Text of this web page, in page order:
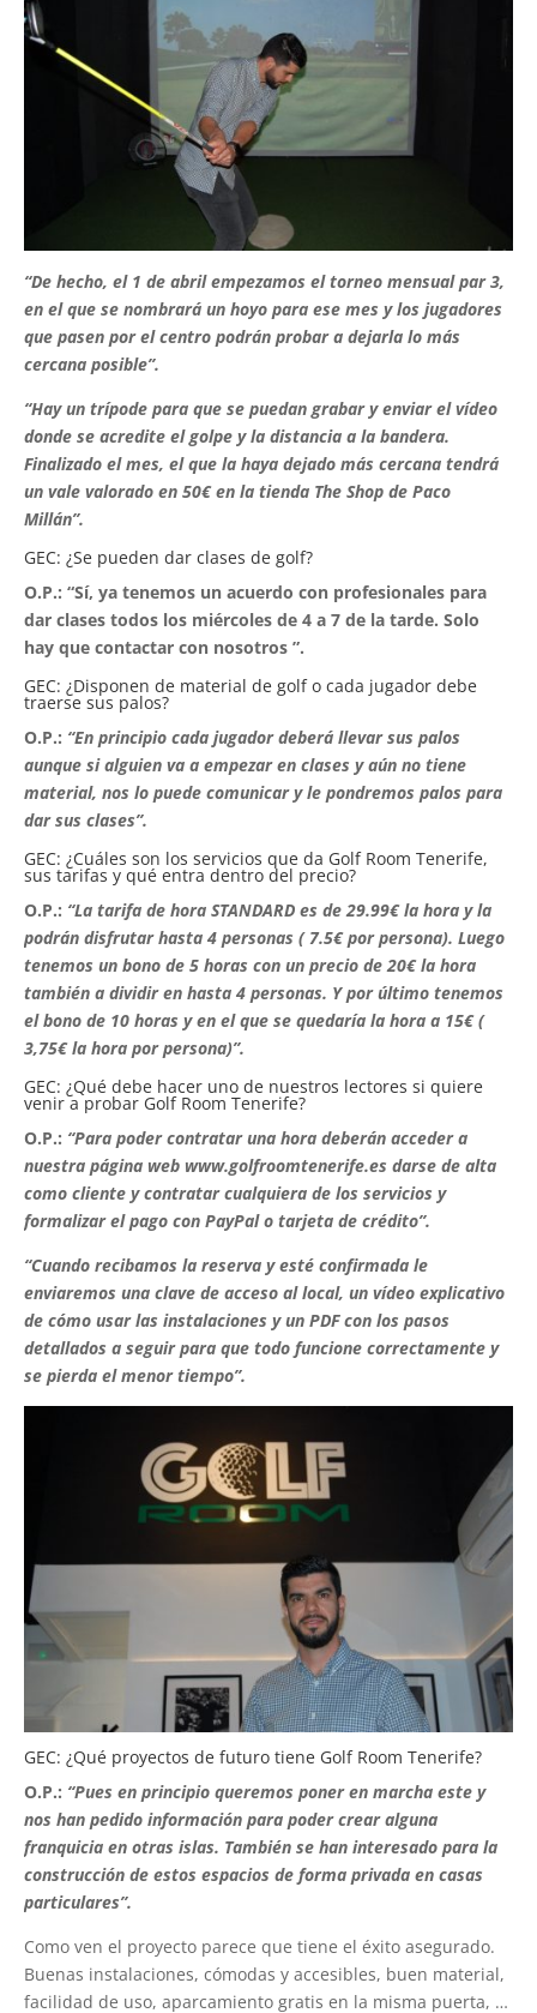
“De hecho, el 1 de abril empezamos el torneo mensual par 3,
en el que se nombrará un hoyo para ese mes y los jugadores
que pasen por el centro podrán probar a dejarla lo más
cercana posible”.
“Hay un trípode para que se puedan grabar y enviar el vídeo
donde se acredite el golpe y la distancia a la bandera.
Finalizado el mes, el que la haya dejado más cercana tendrá
un vale valorado en 50€ en la tienda The Shop de Paco
Millán”.
GEC: ¿Se pueden dar clases de golf?
O.P.: “Sí, ya tenemos un acuerdo con profesionales para
dar clases todos los miércoles de 4 a 7 de la tarde. Solo
hay que contactar con nosotros ”.
GEC: ¿Disponen de material de golf o cada jugador debe
traerse sus palos?
O.P.: “En principio cada jugador deberá llevar sus palos
aunque si alguien va a empezar en clases y aún no tiene
material, nos lo puede comunicar y le pondremos palos para
dar sus clases”.
GEC: ¿Cuáles son los servicios que da Golf Room Tenerife,
sus tarifas y qué entra dentro del precio?
O.P.: “La tarifa de hora STANDARD es de 29.99€ la hora y la
podrán disfrutar hasta 4 personas ( 7.5€ por persona). Luego
tenemos un bono de 5 horas con un precio de 20€ la hora
también a dividir en hasta 4 personas. Y por último tenemos
el bono de 10 horas y en el que se quedaría la hora a 15€ (
3,75€ la hora por persona)”.
GEC: ¿Qué debe hacer uno de nuestros lectores si quiere
venir a probar Golf Room Tenerife?
O.P.: “Para poder contratar una hora deberán acceder a
nuestra página web www.golfroomtenerife.es darse de alta
como cliente y contratar cualquiera de los servicios y
formalizar el pago con PayPal o tarjeta de crédito”.
“Cuando recibamos la reserva y esté confirmada le
enviaremos una clave de acceso al local, un vídeo explicativo
de cómo usar las instalaciones y un PDF con los pasos
detallados a seguir para que todo funcione correctamente y
se pierda el menor tiempo”.
GEC: ¿Qué proyectos de futuro tiene Golf Room Tenerife?
O.P.: “Pues en principio queremos poner en marcha este y
nos han pedido información para poder crear alguna
franquicia en otras islas. También se han interesado para la
construcción de estos espacios de forma privada en casas
particulares”.
Como ven el proyecto parece que tiene el éxito asegurado.
Buenas instalaciones, cómodas y accesibles, buen material,
facilidad de uso, aparcamiento gratis en la misma puerta, …